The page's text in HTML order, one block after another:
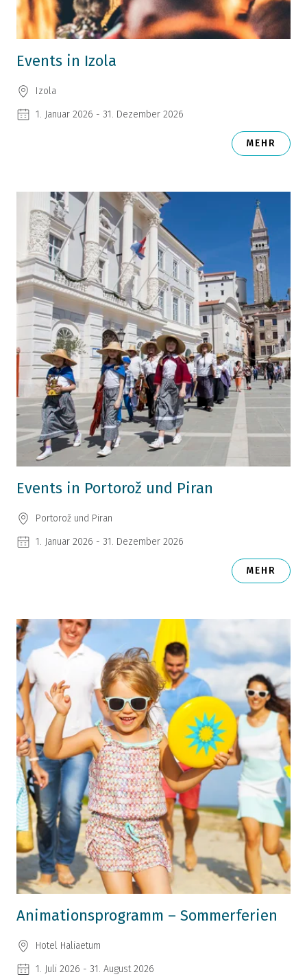
Events in Izola
Izola
1. Januar 2026 - 31. Dezember 2026
MEHR
Events in Portorož und Piran
Portorož und Piran
1. Januar 2026 - 31. Dezember 2026
MEHR
Animationsprogramm – Sommerferien
Hotel Haliaetum
1. Juli 2026 - 31. August 2026